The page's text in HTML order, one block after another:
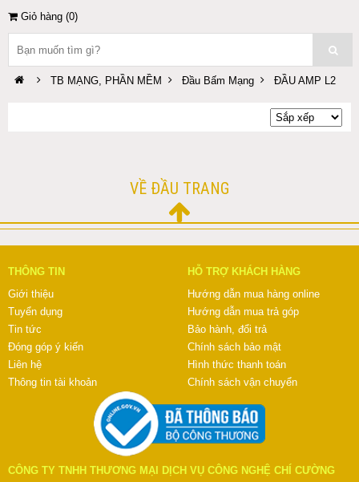
Giỏ hàng (0)
TB MẠNG, PHẦN MỀM Đầu Bấm Mạng ĐẦU AMP L2
VỀ ĐẦU TRANG
THÔNG TIN
Giới thiệu
Tuyển dụng
Tin tức
Đóng góp ý kiến
Liên hệ
Thông tin tài khoản
HỖ TRỢ KHÁCH HÀNG
Hướng dẫn mua hàng online
Hướng dẫn mua trả góp
Bảo hành, đổi trả
Chính sách bảo mật
Hình thức thanh toán
Chính sách vận chuyển
CÔNG TY TNHH THƯƠNG MẠI DỊCH VỤ CÔNG NGHỆ CHÍ CƯỜNG